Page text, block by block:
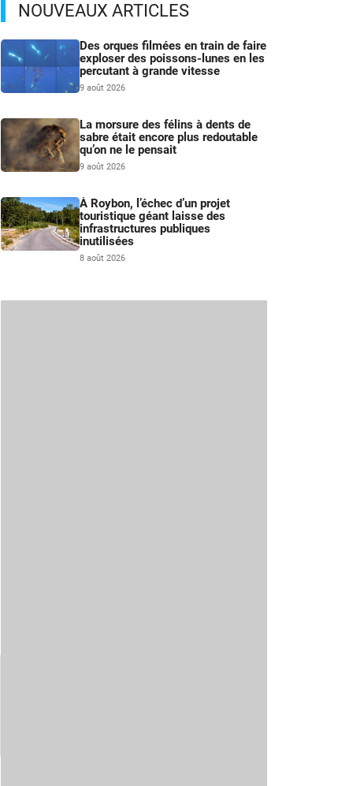
NOUVEAUX ARTICLES
Des orques filmées en train de faire
exploser des poissons-lunes en les
percutant à grande vitesse
9 août 2026
La morsure des félins à dents de
sabre était encore plus redoutable
qu’on ne le pensait
9 août 2026
À Roybon, l’échec d’un projet
touristique géant laisse des
infrastructures publiques
inutilisées
8 août 2026